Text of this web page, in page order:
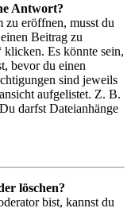
Antwort?
zu eröffnen, musst du
Beitrag zu
Es könnte sein,
bevor du einen
sind jeweils
aufgelistet. Z. B.
darfst Dateianhänge
löschen?
bist, kannst du